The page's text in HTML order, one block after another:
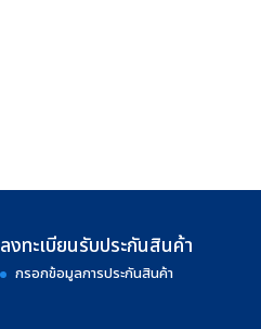
ลงทะเบียนรับประกันสินค้า
กรอกข้อมูลการประกันสินค้า